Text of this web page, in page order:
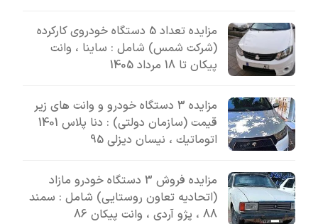
مزایده تعداد 5 دستگاه خودروی کارکرده
(شرکت شمس) شامل : ساینا ، وانت
پیکان تا 18 مرداد 1405
مزایده 3 دستگاه خودرو و وانت های زیر
قیمت (سازمان دولتی) : دنا پلاس 1401
اتوماتيك ، نیسان دیزلی 95
مزایده فروش 3 دستگاه خودرو مازاد
(اتحادیه تعاون روستایی) شامل : سمند
88 ، پژو آردی ، وانت پیکان 86